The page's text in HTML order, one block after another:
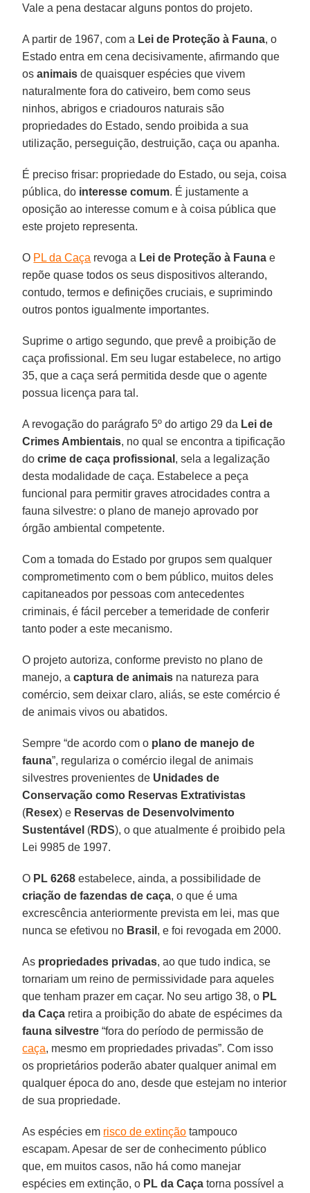
Vale a pena destacar alguns pontos do projeto.
A partir de 1967, com a Lei de Proteção à Fauna, o
Estado entra em cena decisivamente, afirmando que
osanimais de quaisquer espécies que vivem
naturalmente fora do cativeiro, bem como seus
ninhos, abrigos e criadouros naturais são
propriedades do Estado, sendo proibida a sua
utilização, perseguição, destruição, caça ou apanha.
É preciso frisar: propriedade do Estado, ou seja, coisa
pública, do interesse comum. É justamente a
oposição ao interesse comum e à coisa pública que
este projeto representa.
O PL da Caça revoga a Lei de Proteção à Fauna e
repõe quase todos os seus dispositivos alterando,
contudo, termos e definições cruciais, e suprimindo
outros pontos igualmente importantes.
Suprime o artigo segundo, que prevê a proibição de
caça profissional. Em seu lugar estabelece, no artigo
35, que a caça será permitida desde que o agente
possua licença para tal.
A revogação do parágrafo 5º do artigo 29 da Lei de
Crimes Ambientais, no qual se encontra a tipificação
docrime de caça profissional , sela a legalização
desta modalidade de caça. Estabelece a peça
funcional para permitir graves atrocidades contra a
fauna silvestre: o plano de manejo aprovado por
órgão ambiental competente.
Com a tomada do Estado por grupos sem qualquer
comprometimento com o bem público, muitos deles
capitaneados por pessoas com antecedentes
criminais, é fácil perceber a temeridade de conferir
tanto poder a este mecanismo.
O projeto autoriza, conforme previsto no plano de
manejo, acaptura de animais na natureza para
comércio, sem deixar claro, aliás, se este comércio é
de animais vivos ou abatidos.
Sempre “de acordo com o plano de manejo de
fauna”, regulariza o comércio ilegal de animais
silvestres provenientes de Unidades de
Conservação como Reservas Extrativistas
(Resex) e Reservas de Desenvolvimento
Sustentável (RDS), o que atualmente é proibido pela
Lei 9985 de 1997.
O PL 6268 estabelece, ainda, a possibilidade de
criação de fazendas de caça, o que é uma
excrescência anteriormente prevista em lei, mas que
nunca se efetivou no Brasil , e foi revogada em 2000.
As propriedades privadas, ao que tudo indica, se
tornariam um reino de permissividade para aqueles
que tenham prazer em caçar. No seu artigo 38, o PL
da Caça retira a proibição do abate de espécimes da
fauna silvestre “fora do período de permissão de
caça, mesmo em propriedades privadas”. Com isso
os proprietários poderão abater qualquer animal em
qualquer época do ano, desde que estejam no interior
de sua propriedade.
As espécies em risco de extinção tampouco
escapam. Apesar de ser de conhecimento público
que, em muitos casos, não há como manejar
espécies em extinção, o PL da Caça torna possível a